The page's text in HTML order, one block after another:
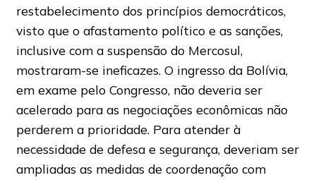
restabelecimento dos princípios democráticos,
visto que o afastamento político e as sanções,
inclusive com a suspensão do Mercosul,
mostraram-se ineficazes. O ingresso da Bolívia,
em exame pelo Congresso, não deveria ser
acelerado para as negociações econômicas não
perderem a prioridade. Para atender à
necessidade de defesa e segurança, deveriam ser
ampliadas as medidas de coordenação com